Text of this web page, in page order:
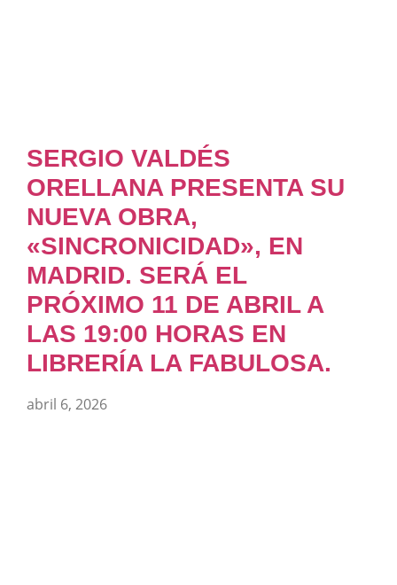
SERGIO VALDÉS
ORELLANA PRESENTA SU
NUEVA OBRA,
«SINCRONICIDAD», EN
MADRID. SERÁ EL
PRÓXIMO 11 DE ABRIL A
LAS 19:00 HORAS EN
LIBRERÍA LA FABULOSA.
abril 6, 2026